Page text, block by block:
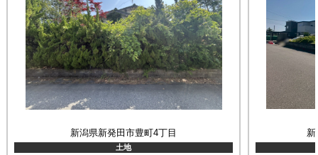
新潟県新発田市豊町4丁目
土地